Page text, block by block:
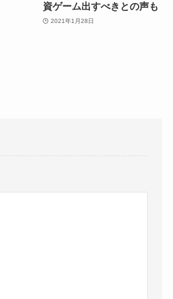
資ゲーム出すべきとの声も
2021年1月28日